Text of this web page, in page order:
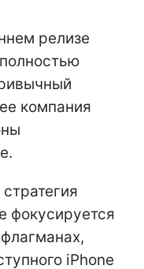
релизе
компания
фокусируется
iPhone